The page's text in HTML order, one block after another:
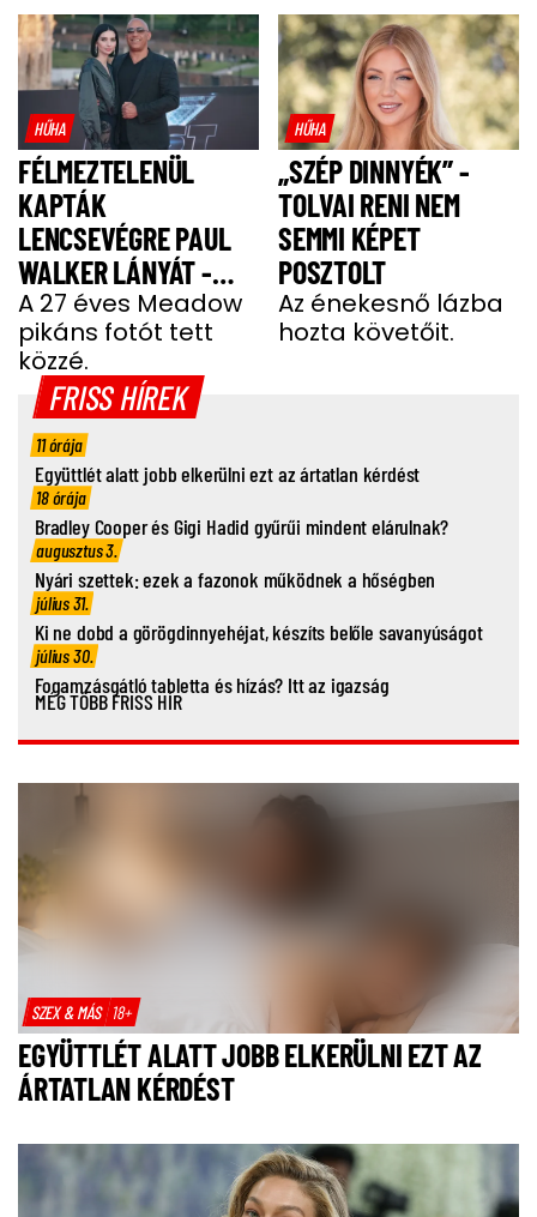
HŰHA
FÉLMEZTELENÜL
KAPTÁK
LENCSEVÉGRE PAUL
WALKER LÁNYÁT -
FOTÓ
A 27 éves Meadow
pikáns fotót tett
közzé.
HŰHA
„SZÉP DINNYÉK” -
TOLVAI RENI NEM
SEMMI KÉPET
POSZTOLT
Az énekesnő lázba
hozta követőit.
FRISS HÍREK
11 órája
Együttlét alatt jobb elkerülni ezt az ártatlan kérdést
18 órája
Bradley Cooper és Gigi Hadid gyűrűi mindent elárulnak?
augusztus 3.
Nyári szettek: ezek a fazonok működnek a hőségben
július 31.
Ki ne dobd a görögdinnyehéjat, készíts belőle savanyúságot
július 30.
Fogamzásgátló tabletta és hízás? Itt az igazság
MÉG TÖBB FRISS HÍR
SZEX & MÁS 18+
EGYÜTTLÉT ALATT JOBB ELKERÜLNI EZT AZ
ÁRTATLAN KÉRDÉST